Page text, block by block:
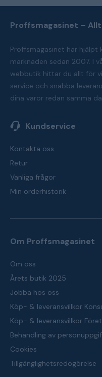
Proffsmagasinet –
Proffsmagasinet har hjälpt
marknaden sedan 2007. I
webbutik hittar du allt för
service och snabba
dina varor redan samma
Kundservice
Kontakta oss
Retur
Vanliga frågor
Min orderhistorik
Om Proffsmagasinet
Om oss
Årets butik 2025
Jobba hos oss
Köp- & leveransvillkor
Köp- & leveransvillkor
Behandling av
Cookies
Tillgänglighetsredogörelse